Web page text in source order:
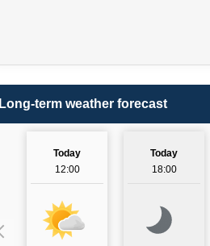
Long-term weather forecast
Today
12:00
Today
18:00